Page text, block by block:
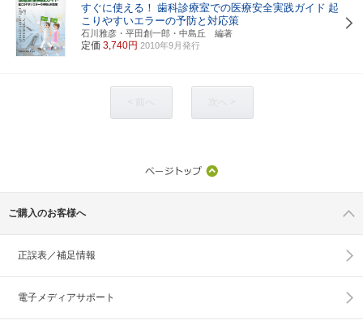
すぐに使える！ 歯科診療室での医療安全実践ガイド 起
こりやすいエラーの予防と対応策
石川雅彦・平田創一郎・中島丘 編著
定価 3,740円 2010年9月発行
ご購入のお客様へ
正誤表／補足情報
電子メディアサポート